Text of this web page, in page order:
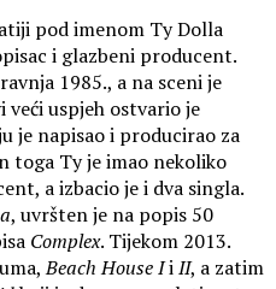
pod imenom Ty Dolla
i glazbeni producent.
1985., a na sceni je
veći uspjeh ostvario je
je napisao i producirao za
toga Ty je imao nekoliko
a izbacio je i dva singla.
, uvršten je na popis 50
Complex. Tijekom 2013.
Beach House IiII, a zatim